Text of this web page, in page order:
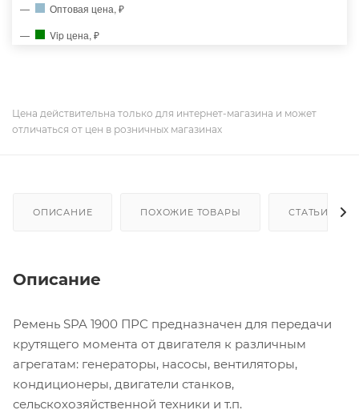
Оптовая цена, ₽
Vip цена, ₽
Цена действительна только для интернет-магазина и может
отличаться от цен в розничных магазинах
ОПИСАНИЕ ПОХОЖИЕ ТОВАРЫ СТАТЬИ
Описание
Ремень SPA 1900 ПРС предназначен для передачи
крутящего момента от двигателя к различным
агрегатам: генераторы, насосы, вентиляторы,
кондиционеры, двигатели станков,
сельскохозяйственной техники и т.п.